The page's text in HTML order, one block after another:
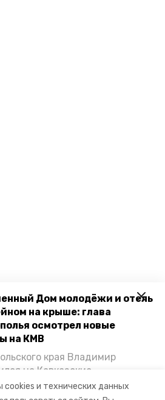
и технических данных
Дом молодёжи и отель
на крыше: глава
осмотрел новые
на КМВ
края Владимир
на Кавказские
проинспектировать
в Кисловодске и